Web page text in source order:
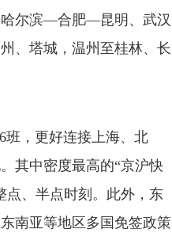
尔滨—合肥—昆明、武汉
、塔城，温州至桂林、长
班，更好连接上海、北
其中密度最高的“京沪快
点、半点时刻。此外，东
南亚等地区多国免签政策